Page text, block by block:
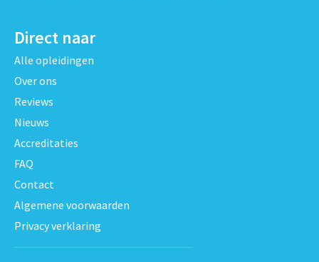
Direct naar
Alle opleidingen
Over ons
Reviews
Nieuws
Accreditaties
FAQ
Contact
Algemene voorwaarden
Privacy verklaring